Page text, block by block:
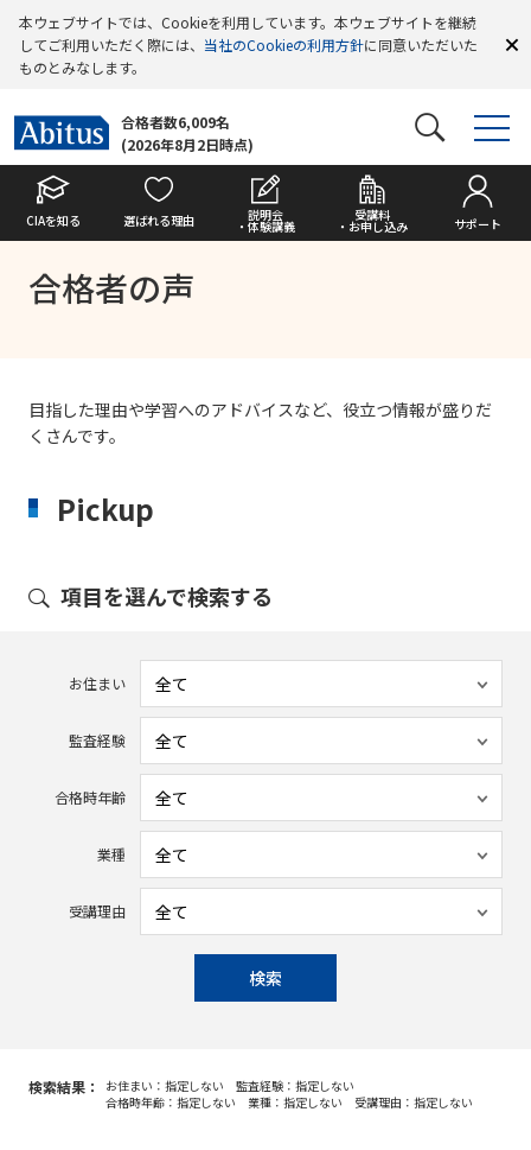
本ウェブサイトでは、Cookieを利用しています。本ウェブサイトを継続
してご利用いただく際には、 当社のCookieの利用方針に同意いただいた
ものとみなします。
合格者数6,009名
(2026年8月2日時点)
CIAを知る 選ばれる理由 説明会
・体験講義
受講料
・お申し込み サポート
合格者の声
目指した理由や学習へのアドバイスなど、役立つ情報が盛りだ
くさんです。
Pickup
項目を選んで検索する
お住まい
監査経験
合格時年齢
業種
受講理由
検索
検索結果： お住まい：指定しない
監査経験：指定しない
合格時年齢：指定しない
業種：指定しない 受講理由：指定しない